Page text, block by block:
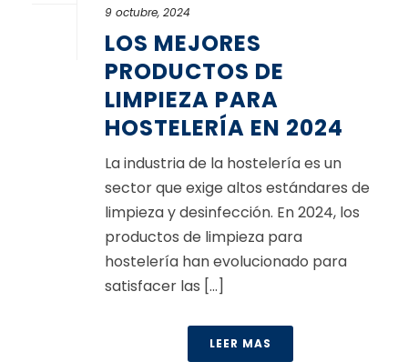
9 octubre, 2024
LOS MEJORES
PRODUCTOS DE
LIMPIEZA PARA
HOSTELERÍA EN 2024
La industria de la hostelería es un
sector que exige altos estándares de
limpieza y desinfección. En 2024, los
productos de limpieza para
hostelería han evolucionado para
satisfacer las [...]
LEER MAS